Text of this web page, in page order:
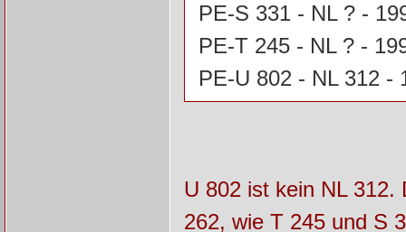
PE-S 331 - NL ? -
PE-T 245 - NL ? -
PE-U 802 - NL 312 -
U 802 ist kein NL 312.
262, wie T 245 und S